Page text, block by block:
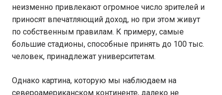
неизменно привлекают огромное число зрителей и
приносят впечатляющий доход, но при этом живут
по собственным правилам. К примеру, самые
большие стадионы, способные принять до 100 тыс.
человек, принадлежат университетам.
Однако картина, которую мы наблюдаем на
североамериканском континенте, далеко не